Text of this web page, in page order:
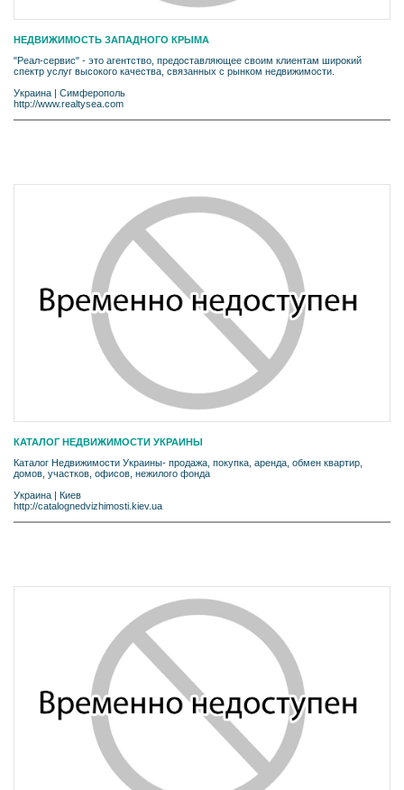
НЕДВИЖИМОСТЬ ЗАПАДНОГО КРЫМА
"Реал-сервис" - это агентство, предоставляющее своим клиентам широкий
спектр услуг высокого качества, связанных с рынком недвижимости.
Украина | Симферополь
http://www.realtysea.com
КАТАЛОГ НЕДВИЖИМОСТИ УКРАИНЫ
Каталог Недвижимости Украины- продажа, покупка, аренда, обмен квартир,
домов, участков, офисов, нежилого фонда
Украина | Киев
http://catalognedvizhimosti.kiev.ua